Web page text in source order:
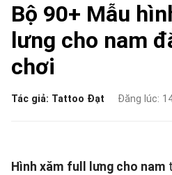
Bộ 90+ Mẫu
lưng cho nam
chơi
Tác giả: Tattoo Đạt Đăng lúc:
Hình xăm full lưng cho nam